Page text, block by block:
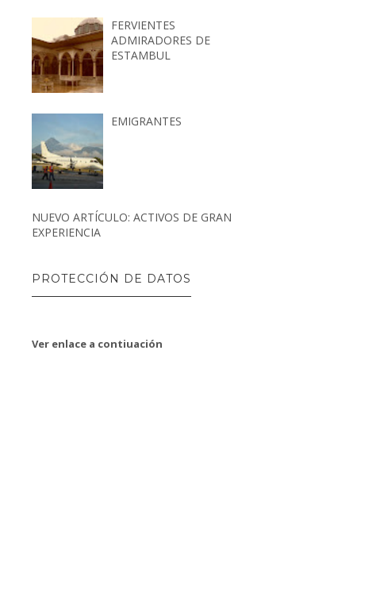
FERVIENTES
ADMIRADORES DE
ESTAMBUL
EMIGRANTES
NUEVO ARTÍCULO: ACTIVOS DE GRAN
EXPERIENCIA
PROTECCIÓN DE DATOS
Ver enlace a contiuación